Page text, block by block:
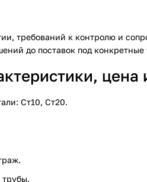
требований к контролю и
до поставок под конкретные
цена
Ст10, Ст20.